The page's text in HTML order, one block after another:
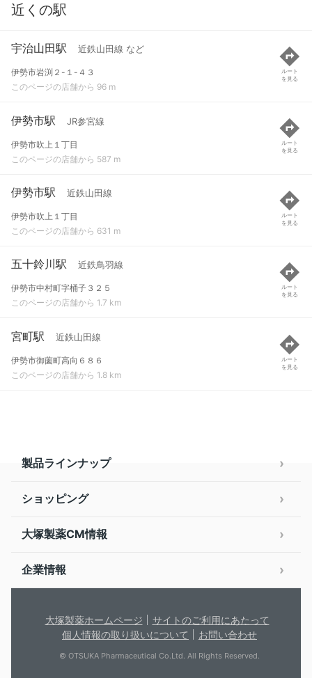
近くの駅
宇治山田駅 近鉄山田線 など
伊勢市岩渕２-１-４３
このページの店舗から 96 m
ルート
を見る
伊勢市駅 JR参宮線
伊勢市吹上１丁目
このページの店舗から 587 m
ルート
を見る
伊勢市駅 近鉄山田線
伊勢市吹上１丁目
このページの店舗から 631 m
ルート
を見る
五十鈴川駅 近鉄鳥羽線
伊勢市中村町字桶子３２５
このページの店舗から 1.7 km
ルート
を見る
宮町駅 近鉄山田線
伊勢市御薗町高向６８６
このページの店舗から 1.8 km
ルート
を見る
製品ラインナップ
ショッピング
大塚製薬CM情報
企業情報
大塚製薬ホームページ
サイトのご利用にあたって
個人情報の取り扱いについて
お問い合わせ
© OTSUKA Pharmaceutical Co.Ltd. All Rights Reserved.